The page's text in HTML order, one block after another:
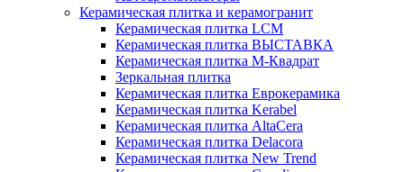
Керамическая плитка и керамогранит
Керамическая плитка LCM
Керамическая плитка ВЫСТАВКА
Керамическая плитка М-Квадрат
Зеркальная плитка
Керамическая плитка Еврокерамика
Керамическая плитка Kerabel
Керамическая плитка AltaCera
Керамическая плитка Delacora
Керамическая плитка New Trend